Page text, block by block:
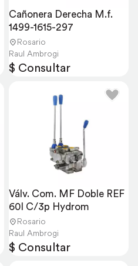
Cañonera Derecha M.f.
1499-1615-297
Rosario
Raul Ambrogi
$ Consultar
Válv. Com. MF Doble REF
60l C/3p Hydrom
Rosario
Raul Ambrogi
$ Consultar